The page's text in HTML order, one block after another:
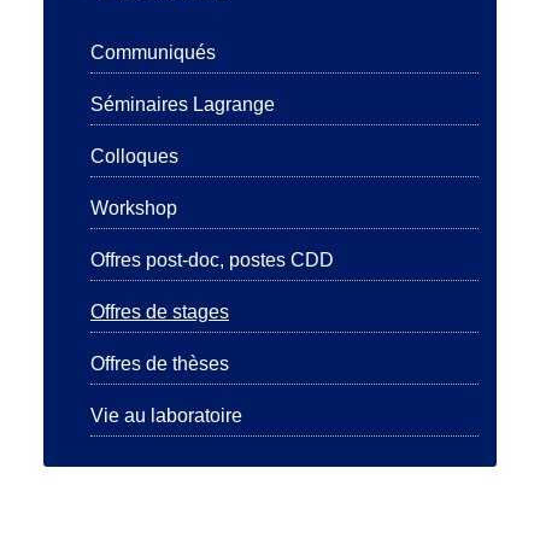
Communiqués
Séminaires Lagrange
Colloques
Workshop
Offres post-doc, postes CDD
Offres de stages
Offres de thèses
Vie au laboratoire